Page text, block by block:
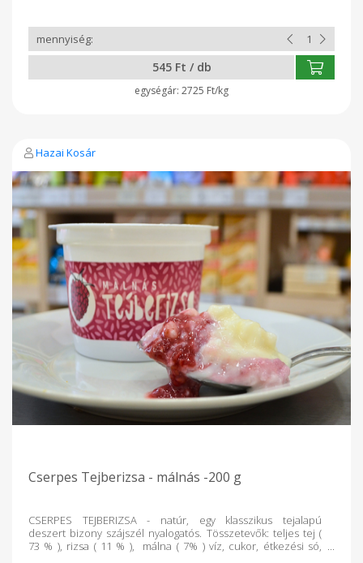
545 Ft / db
2725 Ft/kg
Hazai Kosár
Cserpes Tejberizsa - málnás -200 g
CSERPES TEJBERIZSA - natúr, egy klasszikus tejalapú
deszert bizony szájszél nyalogatós. Tösszetevők: teljes tej (
73 % ), rizsa ( 11 % ), málna ( 7% ) víz, cukor, étkezési só,